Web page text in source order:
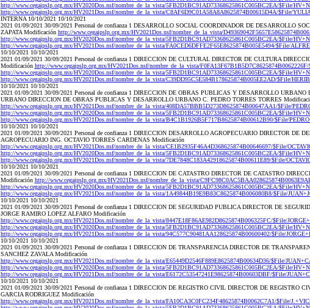
http://www.cegaipslp.org.mx/HV2020Dos.nsf/nombre_de_la_vista/5FB2D1BC91AD73368625861C005BC2EA/$File/
http://www.cegaipslp.org.mx/HV2021Dos.nsf/nombre_de_la_vista/C8AF6D9C01A58A8A8625874B00615D4A/$File/
INTERNA 10/10/2021 10/10/2021
2021 01/09/2021 30/09/2021 Personal de confianza 1 DESARROLLO SOCIAL COORDINADOR DE DESARROLLO
ZAPATA Modificación http://www.cegaipslp.org.mx/HV2021Dos.nsf/nombre_de_la_vista/
http://www.cegaipslp.org.mx/HV2020Dos.nsf/nombre_de_la_vista/5FB2D1BC91AD73368625861C005BC2EA/$File/
http://www.cegaipslp.org.mx/HV2021Dos.nsf/nombre_de_la_vista/FA0CED6DFFE2F65E8625874B005E5494/$File/
10/10/2021 10/10/2021
2021 01/09/2021 30/09/2021 Personal de confianza 1 DIRECCION DE CULTURAL DIRECTOR DE CULTURA
Modificación http://www.cegaipslp.org.mx/HV2021Dos.nsf/nombre_de_la_vista/
http://www.cegaipslp.org.mx/HV2020Dos.nsf/nombre_de_la_vista/5FB2D1BC91AD73368625861C005BC2EA/$File/
http://www.cegaipslp.org.mx/HV2021Dos.nsf/nombre_de_la_vista/C39DD95C5E584B178625874B005EE2AD/$File/
10/10/2021 10/10/2021
2021 01/09/2021 30/09/2021 Personal de confianza 1 DIRECCION DE OBRAS PUBLICAS Y DESARROLLO
URBANO DIRECCION DE OBRAS PUBLICAS Y DESARROLLO URBANO C. PEDRO TORRES TORRES
http://www.cegaipslp.org.mx/HV2021Dos.nsf/nombre_de_la_vista/408DA57BBB5D273D8625874B00647AA1/$File/
http://www.cegaipslp.org.mx/HV2020Dos.nsf/nombre_de_la_vista/5FB2D1BC91AD73368625861C005BC2EA/$File/
http://www.cegaipslp.org.mx/HV2021Dos.nsf/nombre_de_la_vista/B4C1B1926B5F717B8625874B00612B90/$File/
10/10/2021 10/10/2021
2021 01/09/2021 30/09/2021 Personal de confianza 1 DIRECCION DESARROLLO AGROPECUARIO DIRECTOR DE
AGROPECUARIO ING. OCTAVIO TORRES CARDENAS Modificación
http://www.cegaipslp.org.mx/HV2021Dos.nsf/nombre_de_la_vista/CE1B2935F46A4D368625874B00646697/$File/
http://www.cegaipslp.org.mx/HV2020Dos.nsf/nombre_de_la_vista/5FB2D1BC91AD73368625861C005BC2EA/$File/
http://www.cegaipslp.org.mx/HV2021Dos.nsf/nombre_de_la_vista/7DE7848C183A42918625874B00611E89/$File/
10/10/2021 10/10/2021
2021 01/09/2021 30/09/2021 Personal de confianza 1 DIRECCION DE CATASTRO DIRECTOR DE CATASTRO
Modificación http://www.cegaipslp.org.mx/HV2021Dos.nsf/nombre_de_la_vista/
http://www.cegaipslp.org.mx/HV2020Dos.nsf/nombre_de_la_vista/5FB2D1BC91AD73368625861C005BC2EA/$File/
http://www.cegaipslp.org.mx/HV2021Dos.nsf/nombre_de_la_vista/1A49844B19E9B83C8625874B006080B8/$File/
10/10/2021 10/10/2021
2021 01/09/2021 30/09/2021 Personal de confianza 1 DIRECCION DE SEGURIDAD PUBLICA DIRECTOR DE
JORGE RAMIRO LOPEZ ALFARO Modificación
http://www.cegaipslp.org.mx/HV2021Dos.nsf/nombre_de_la_vista/8447E18F86AE982D8625874B006325FC/$File/
http://www.cegaipslp.org.mx/HV2020Dos.nsf/nombre_de_la_vista/5FB2D1BC91AD73368625861C005BC2EA/$File/
http://www.cegaipslp.org.mx/HV2021Dos.nsf/nombre_de_la_vista/94C577C90481AA128625874B00600402/$File/
10/10/2021 10/10/2021
2021 01/09/2021 30/09/2021 Personal de confianza 1 DIRECCION DE TRANSPARENCIA DIRECTOR DE
SANCHEZ ZAVALA Modificación
http://www.cegaipslp.org.mx/HV2021Dos.nsf/nombre_de_la_vista/E65449D2546F889E8625874B00634D36/$File/
http://www.cegaipslp.org.mx/HV2020Dos.nsf/nombre_de_la_vista/5FB2D1BC91AD73368625861C005BC2EA/$File/
http://www.cegaipslp.org.mx/HV2021Dos.nsf/nombre_de_la_vista/E6172C53547241E98625874B00603DBF/$File/
10/10/2021 10/10/2021
2021 01/09/2021 30/09/2021 Personal de confianza 1 DIRECCION DE REGISTRO CIVIL DIRECTOR DE REGISTRO
GARCIA RODRIGUEZ Modificación
http://www.cegaipslp.org.mx/HV2021Dos.nsf/nombre_de_la_vista/FA10CA3C0FC234F48625874B0062C7A1/$File/